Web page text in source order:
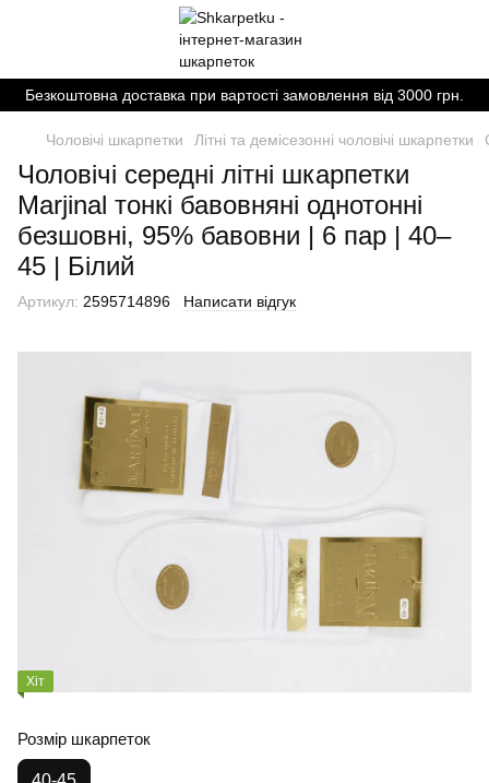
Безкоштовна доставка при вартості замовлення від 3000 грн.
Чоловічі шкарпетки Літні та демісезонні чоловічі шкарпетки
Чоловічі середні літні шкарпетки
Marjinal тонкі бавовняні однотонні
безшовні, 95% бавовни | 6 пар | 40–
45 | Білий
Артикул: 2595714896 Написати відгук
Хіт
Розмір шкарпеток